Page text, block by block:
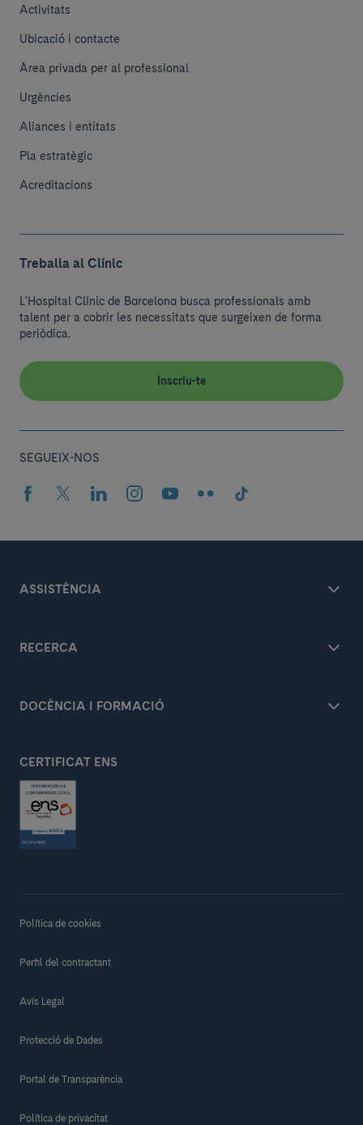
Activitats
Ubicació i contacte
Àrea privada per al professional
Urgències
Aliances i entitats
Pla estratègic
Acreditacions
Treballa al Clínic
L'Hospital Clínic de Barcelona busca professionals amb
talent per a cobrir les necessitats que surgeixen de forma
periòdica.
Inscriu-te
SEGUEIX-NOS
ASSISTÈNCIA
RECERCA
DOCÈNCIA I FORMACIÓ
CERTIFICAT ENS
Política de cookies
Perfil del contractant
Avís Legal
Protecció de Dades
Portal de Transparència
Política de privacitat